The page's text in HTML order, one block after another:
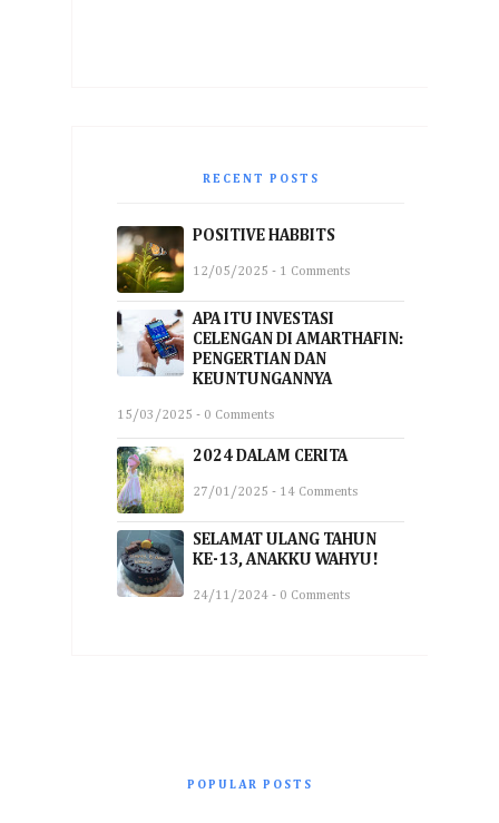
RECENT POSTS
POSITIVE HABBITS
12/05/2025 - 1 Comments
APA ITU INVESTASI
CELENGAN DI AMARTHAFIN:
PENGERTIAN DAN
KEUNTUNGANNYA
15/03/2025 - 0 Comments
2024 DALAM CERITA
27/01/2025 - 14 Comments
SELAMAT ULANG TAHUN
KE-13, ANAKKU WAHYU!
24/11/2024 - 0 Comments
POPULAR POSTS